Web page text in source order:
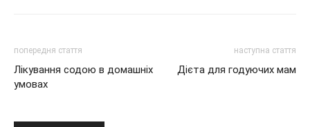
попередня стаття
Лікування содою в домашніх
умовах
наступна стаття
Дієта для годуючих мам